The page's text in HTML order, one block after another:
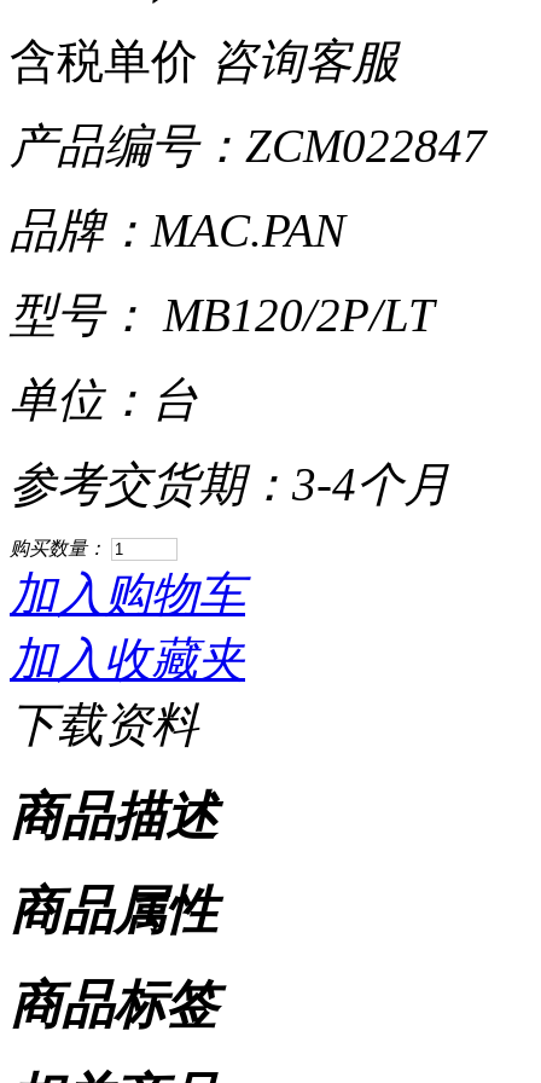
含税单价 咨询客服
产品编号：ZCM022847
品牌：MAC.PAN
型号： MB120/2P/LT
单位：台
参考交货期：3-4个月
购买数量：
加入购物车
加入收藏夹
下载资料
商品描述
商品属性
商品标签